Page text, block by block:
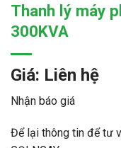
Thanh lý máy
300KVA
Giá: Liên hệ
Nhận báo giá
Để lại thông tin để tư